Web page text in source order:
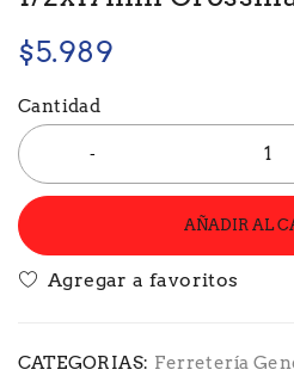
$5.989
Cantidad
AÑADIR AL
CATEGORIAS: Ferretería